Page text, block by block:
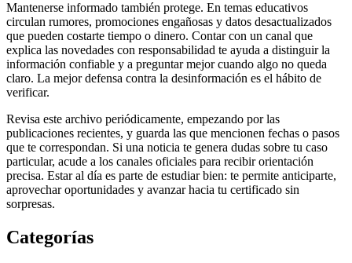
Mantenerse informado también protege. En temas educativos
circulan rumores, promociones engañosas y datos desactualizados
que pueden costarte tiempo o dinero. Contar con un canal que
explica las novedades con responsabilidad te ayuda a distinguir la
información confiable y a preguntar mejor cuando algo no queda
claro. La mejor defensa contra la desinformación es el hábito de
verificar.
Revisa este archivo periódicamente, empezando por las
publicaciones recientes, y guarda las que mencionen fechas o pasos
que te correspondan. Si una noticia te genera dudas sobre tu caso
particular, acude a los canales oficiales para recibir orientación
precisa. Estar al día es parte de estudiar bien: te permite anticiparte,
aprovechar oportunidades y avanzar hacia tu certificado sin
sorpresas.
Categorías